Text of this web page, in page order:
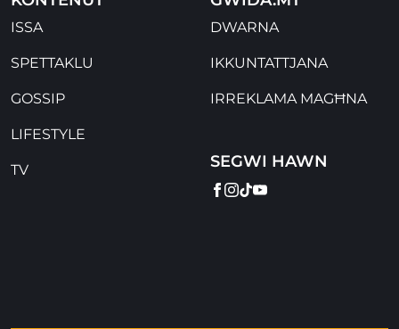
ISSA
SPETTAKLU
GOSSIP
LIFESTYLE
TV
DWARNA
IKKUNTATTJANA
IRREKLAMA MAGĦNA
SEGWI HAWN
FACEBOOK
INSTAGRAM
TIKTOK
YOUTUBE